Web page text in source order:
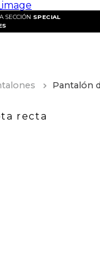
SECCIÓN SPECIAL
Pantalón
recta